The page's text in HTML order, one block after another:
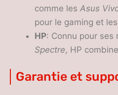
comme les Asus
pour le gaming et
HP: Connu pour ses
Spectre, HP
Garantie et